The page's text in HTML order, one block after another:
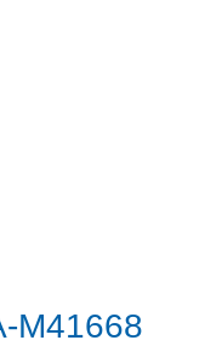
M41668